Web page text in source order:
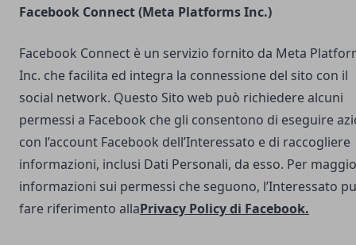
Facebook Connect (Meta Platforms Inc.)
Facebook Connect è un servizio fornito da Meta
Inc. che facilita ed integra la connessione del sito con il
social network. Questo Sito web può richiedere alcuni
permessi a Facebook che gli consentono di eseguire
con l’account Facebook dell’Interessato e di raccogliere
informazioni, inclusi Dati Personali, da esso. Per
informazioni sui permessi che seguono, l’Interessato
fare riferimento allaPrivacy Policy di Facebook.